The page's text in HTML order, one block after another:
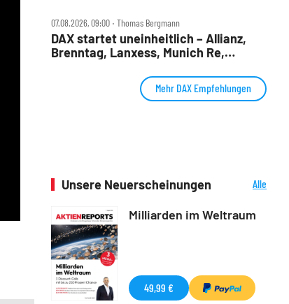
07.08.2026, 09:00 ‧ Thomas Bergmann
DAX startet uneinheitlich – Allianz,
Brenntag, Lanxess, Munich Re,
Mehr DAX Empfehlungen
Unsere Neuerscheinungen
Alle
Milliarden im Weltraum
49,99 €